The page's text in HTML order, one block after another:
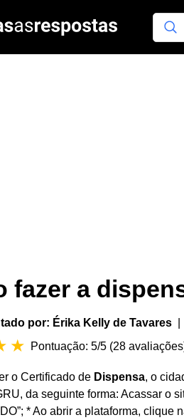
fazer a
por: Érika Kelly de Tavares |
Pontuação: 5/5 (28 avaliações
o Certificado de Dispensa, o
da seguinte forma: Acassar o
* Ao abrir a plataforma, clique